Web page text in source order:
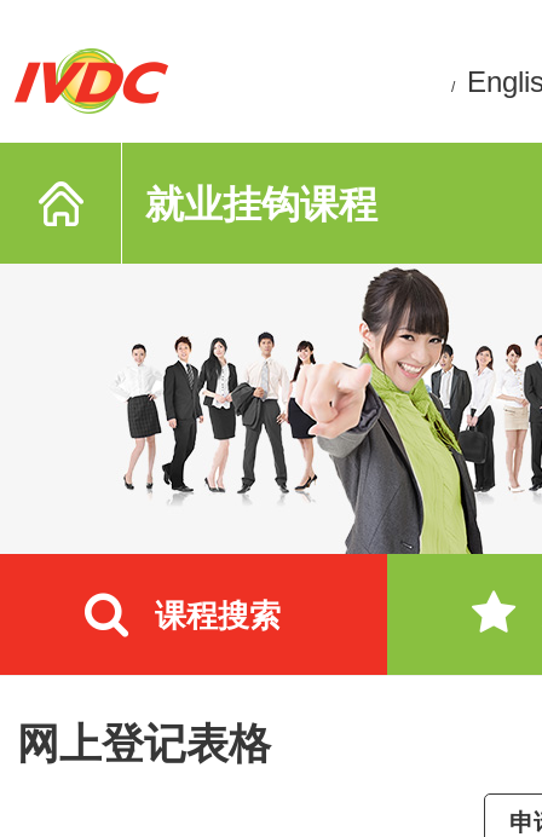
/
就业挂钩课程
课程搜索
网上登记表格
申